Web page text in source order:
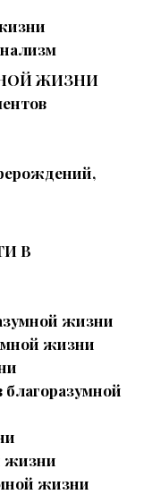
ЖИЗНИ
В
жизни
жизни
жизни
жизни